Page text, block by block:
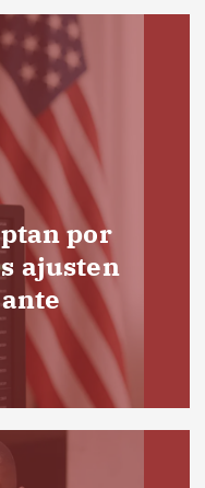
por
ajusten